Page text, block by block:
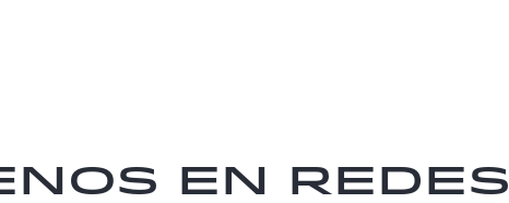
en redes